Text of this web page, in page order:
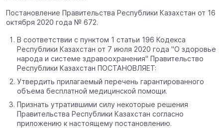
Постановление Правительства Республики Казахстан от 16
октября 2020 года № 672.
В соответствии с пунктом 1 статьи 196 Кодекса
Республики Казахстан от 7 июля 2020 года "О здоровье
народа и системе здравоохранения" Правительство
Республики Казахстан ПОСТАНОВЛЯЕТ:
Утвердить прилагаемый перечень гарантированного
объема бесплатной медицинской помощи.
Признать утратившими силу некоторые решения
Правительства Республики Казахстан согласно
приложению к настоящему постановлению.